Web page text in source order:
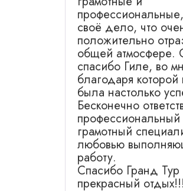
своё дело, что
положительно
общей атмосфере.
спасибо Гиле, во
благодаря которой
была настолько
Бесконечно
грамотный
любовью
работу.
Спасибо Гранд Тур
прекрасный отдых!!!